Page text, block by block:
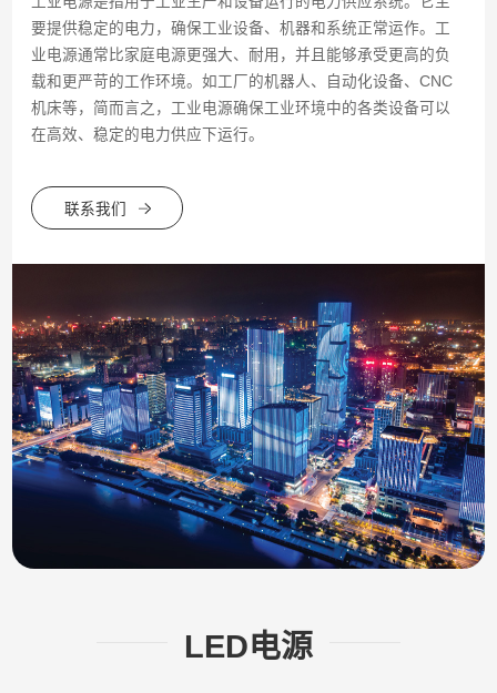
要提供稳定的电力，确保工业设备、机器和系统正常运作。工
业电源通常比家庭电源更强大、耐用，并且能够承受更高的负
载和更严苛的工作环境。如工厂的机器人、自动化设备、CNC
机床等，简而言之，工业电源确保工业环境中的各类设备可以
在高效、稳定的电力供应下运行。
联系我们
LED电源